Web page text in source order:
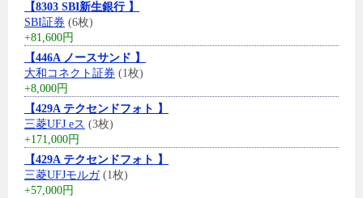
【8303 SBI新生銀行 】
SBI証券 (6枚)
+81,600円
【446A ノースサンド 】
大和コネクト証券 (1枚)
+8,000円
【429A テクセンドフォト 】
三菱UFJ eス (3枚)
+171,000円
【429A テクセンドフォト 】
三菱UFJモルガ(1枚)
+57,000円